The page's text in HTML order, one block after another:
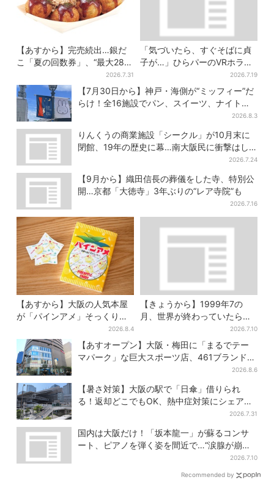
【あすから】完売続出…銀だ
こ「夏の回数券」、“最大2811
2026.7.31
「気づいたら、すぐそばに貞
子が…」ひらパーのVRホラ
ー、1kmの迷宮で”逃げ切れな
い恐怖”体験
2026.7.19
【7月30日から】神戸・海側が“ミッフィー”だ
らけ！全16施設でパン、スイーツ、ナイトマ
2026.8.3
りんくうの商業施設「シークル」が10月末に
閉館、19年の歴史に幕…南大阪民に衝撃はし
2026.7.24
【9月から】織田信長の葬儀をした寺、特別公
開…京都「大徳寺」3年ぶりの“レア寺院”も
2026.7.16
【あすから】大阪の人気本屋
が「パインアメ」そっくりの
ブックカバー開発、梅田で先
行販売
2026.8.4
【きょうから】1999年7の
月、世界が終わっていたら…
約10万人動員のホラー展が大
阪へ
2026.7.10
【あすオープン】大阪・梅田に「まるでテー
マパーク」な巨大スポーツ店、461ブランド集
2026.8.6
【暑さ対策】大阪の駅で「日傘」借りられ
る！返却どこでもOK、熱中症対策にシェアサ
2026.7.31
国内は大阪だけ！「坂本龍一」が蘇るコンサ
ート、ピアノを弾く姿を間近で…“涙腺が崩
2026.7.10
Recommended by